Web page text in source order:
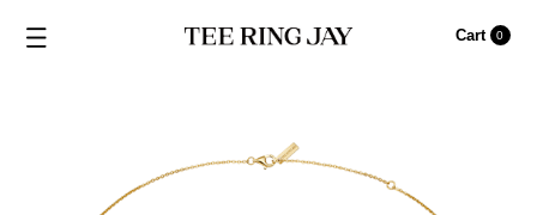
Cart 0